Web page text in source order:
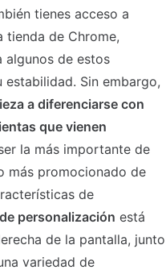
tienes acceso a
tienda de Chrome,
algunos de estos
Sin embargo,
a diferenciarse con
que vienen
la más importante de
más promocionado de
de
personalización está
de la pantalla, junto
variedad de